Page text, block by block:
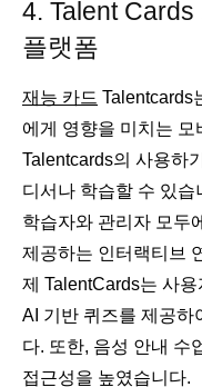
4. Talent
플랫폼
재능 카드 Talentcards
에게 영향을 미치는
Talentcards의 사용하
디서나 학습할 수 있
학습자와 관리자 모두
제공하는 인터랙티브
제 TalentCards는 사
AI 기반 퀴즈를 제공하
다. 또한, 음성 안내 수
접근성을 높였습니다.